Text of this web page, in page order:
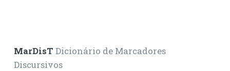
MarDisT Dicionário de Marcadores
Discursivos